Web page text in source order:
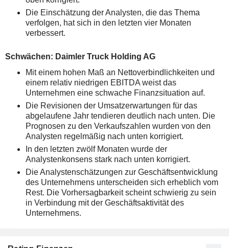
Die Einschätzung der Analysten, die das Thema
verfolgen, hat sich in den letzten vier Monaten
verbessert.
Schwächen: Daimler Truck Holding AG
Mit einem hohen Maß an Nettoverbindlichkeiten und
einem relativ niedrigen EBITDA weist das
Unternehmen eine schwache Finanzsituation auf.
Die Revisionen der Umsatzerwartungen für das
abgelaufene Jahr tendieren deutlich nach unten. Die
Prognosen zu den Verkaufszahlen wurden von den
Analysten regelmäßig nach unten korrigiert.
In den letzten zwölf Monaten wurde der
Analystenkonsens stark nach unten korrigiert.
Die Analystenschätzungen zur Geschäftsentwicklung
des Unternehmens unterscheiden sich erheblich vom
Rest. Die Vorhersagbarkeit scheint schwierig zu sein
in Verbindung mit der Geschäftsaktivität des
Unternehmens.